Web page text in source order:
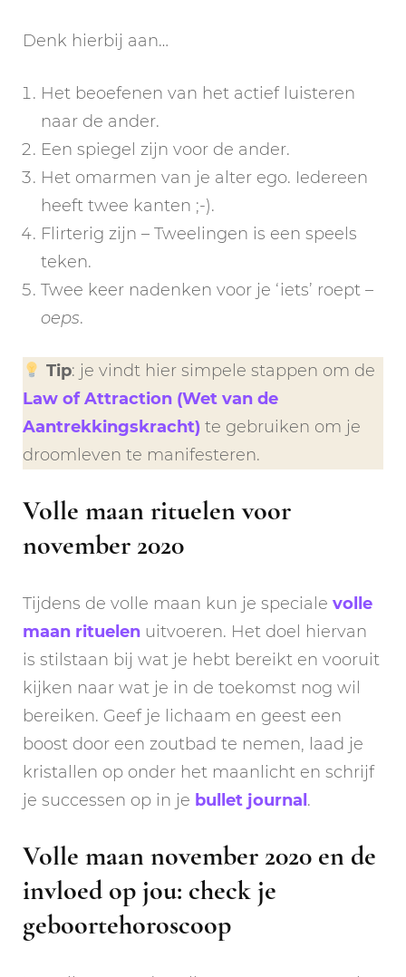
Denk hierbij aan…
Het beoefenen van het actief luisteren
naar de ander.
Een spiegel zijn voor de ander.
Het omarmen van je alter ego. Iedereen
heeft twee kanten ;-).
Flirterig zijn – Tweelingen is een speels
teken.
Twee keer nadenken voor je ‘iets’ roept –
oeps.
Tip: je vindt hier simpele stappen om de
Law of Attraction (Wet van de
Aantrekkingskracht) te gebruiken om je
droomleven te manifesteren.
Volle maan rituelen voor
november 2020
Tijdens de volle maan kun je speciale volle
maan rituelen uitvoeren. Het doel hiervan
is stilstaan bij wat je hebt bereikt en vooruit
kijken naar wat je in de toekomst nog wil
bereiken. Geef je lichaam en geest een
boost door een zoutbad te nemen, laad je
kristallen op onder het maanlicht en schrijf
je successen op in je bullet journal .
Volle maan november 2020 en de
invloed op jou: check je
geboortehoroscoop